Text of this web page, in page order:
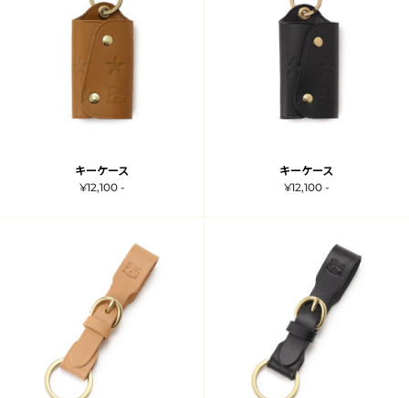
キーケース
¥12,100 -
キーケース
¥12,100 -